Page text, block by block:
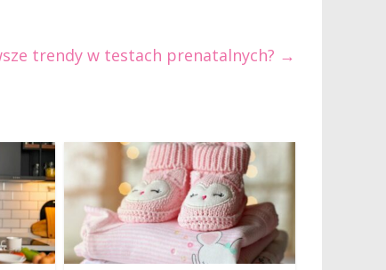
trendy w testach prenatalnych? →